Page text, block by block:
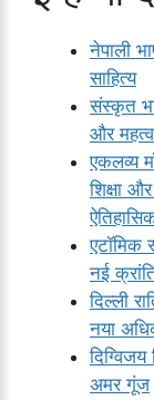
नेपाली
साहित्य
संस्कृत
और महत्व
एकलव्य
शिक्षा
एटॉमिक
नई
दिल्ली
नया
अमर गूंज